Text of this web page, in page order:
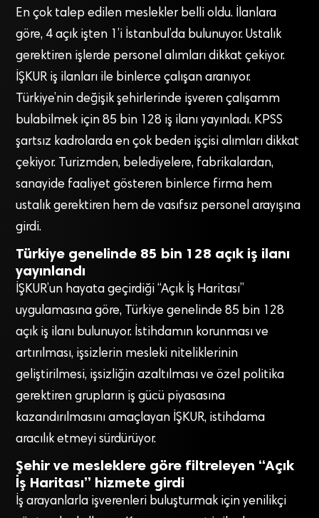
En çok talep edilen meslekler belli oldu. İlanlara
göre, 4 açık işten 1’i İstanbul’da bulunuyor. Ustalık
gerektiren işlerde personel alımları dikkat çekiyor.
İŞKUR iş ilanları ile binlerce çalışan aranıyor.
Türkiye’nin değişik şehirlerinde işveren çalışamm
bulabilmek için 85 bin 128 iş ilanı yayınladı. KPSS
şartsız kadrolarda en çok beden işçisi alımları dikkat
çekiyor. Turizmden, belediyelere, fabrikalardan,
sanayide faaliyet gösteren binlerce firma hem
ustalık gerektiren hem de vasıfsız personel arayışına
girdi.
Türkiye genelinde 85 bin 128 açık iş ilanı
yayınlandı
İŞKUR’un hayata geçirdiği “Açık İş Haritası”
uygulamasına göre, Türkiye genelinde 85 bin 128
açık iş ilanı bulunuyor. İstihdamın korunması ve
artırılması, işsizlerin mesleki niteliklerinin
geliştirilmesi, işsizliğin azaltılması ve özel politika
gerektiren grupların iş gücü piyasasına
kazandırılmasını amaçlayan İŞKUR, istihdama
aracılık etmeyi sürdürüyor.
Şehir ve mesleklere göre filtreleyen “Açık
İş Haritası” hizmete girdi
İş arayanlarla işverenleri buluşturmak için yenilikçi